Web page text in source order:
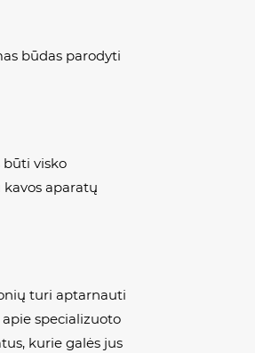
būdas parodyti
būti visko
aparatų
turi aptarnauti
specializuoto
kurie galės jus